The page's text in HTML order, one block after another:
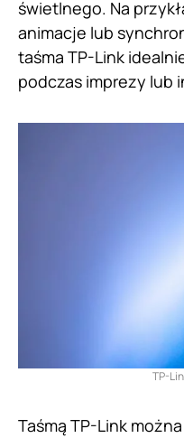
świetlnego. Na
animacje lub
taśma TP-Link
podczas imprezy lub
TP-
Taśmą TP-Link